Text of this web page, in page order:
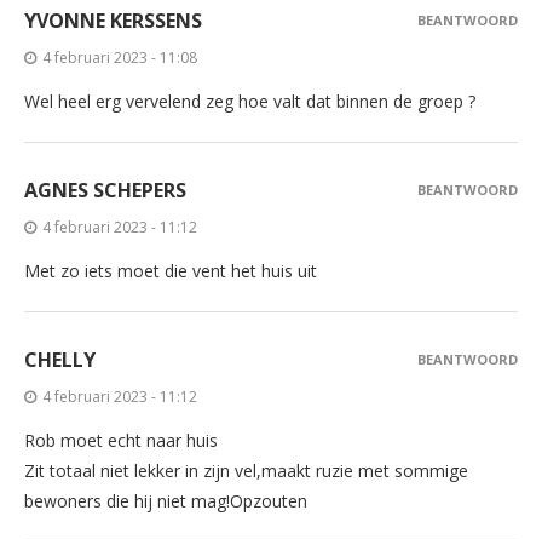
YVONNE KERSSENS
4 februari 2023 - 11:08
Wel heel erg vervelend zeg hoe valt dat binnen de groep ?
BEANTWOORD
AGNES SCHEPERS
4 februari 2023 - 11:12
Met zo iets moet die vent het huis uit
BEANTWOORD
CHELLY
4 februari 2023 - 11:12
Rob moet echt naar huis
Zit totaal niet lekker in zijn vel,maakt ruzie met sommige
bewoners die hij niet mag!Opzouten
BEANTWOORD